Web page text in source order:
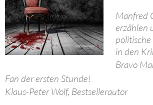
Manfred
erzählen
in den
Bravo
Fan der ersten Stunde!
Klaus-Peter Wolf, Bestsellerautor